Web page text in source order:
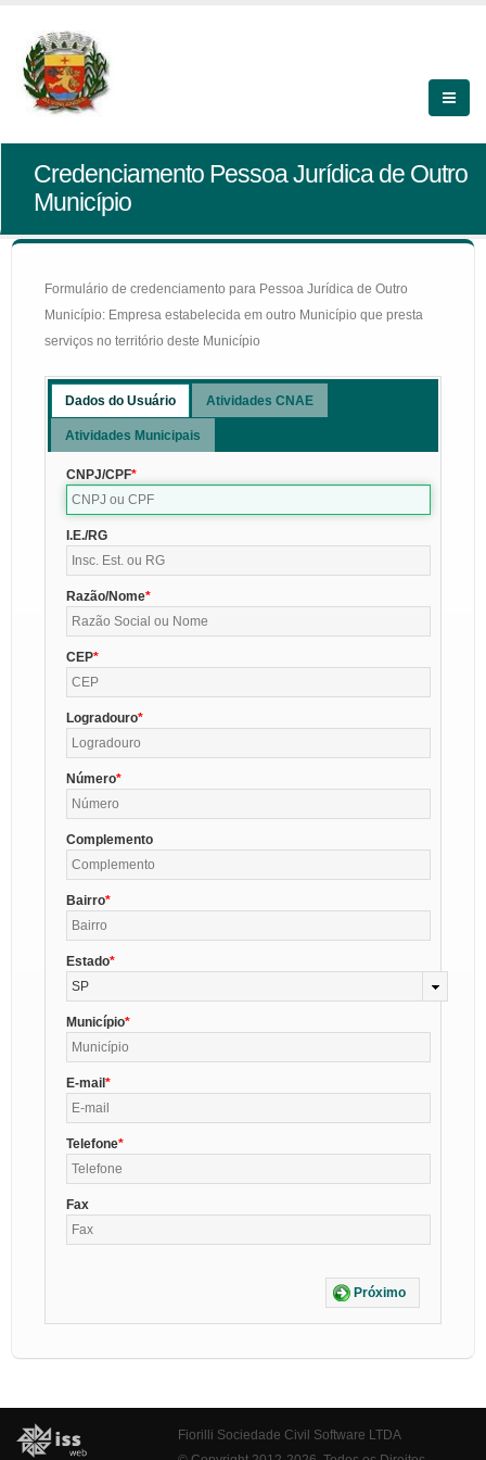
Credenciamento Pessoa Jurídica de Outro
Município
Formulário de credenciamento para Pessoa Jurídica de Outro
Município: Empresa estabelecida em outro Município que presta
serviços no território deste Município
Dados do Usuário Atividades CNAE
Atividades Municipais
CNPJ/CPF
I.E./RG
Razão/Nome
CEP
Logradouro
Número
Complemento
Bairro
Estado
SP
Município
E-mail
Telefone
Fax
Próximo
Fiorilli Sociedade Civil Software LTDA